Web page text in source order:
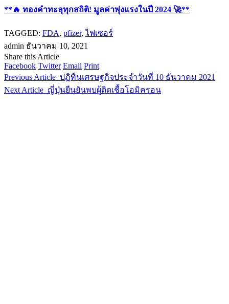
**🔥 ทองคำทะลุทุกสถิติ! มูลค่าพุ่งแรงในปี 2024 🚀**
TAGGED: FDA, pfizer,ไฟเซอร์
admin ธันวาคม 10, 2021
Share this Article
Facebook Twitter Email Print
Previous Article ปฏิทินเศรษฐกิจประจำวันที่ 10 ธันวาคม 2021
Next Article ญี่ปุ่นยืนยันพบผู้ติดเชื้อโอมิครอน